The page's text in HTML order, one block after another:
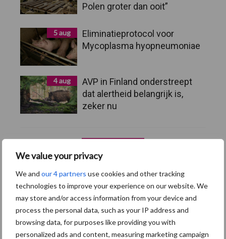
We value your privacy
We and our 4 partners use cookies and other tracking
technologies to improve your experience on our website. We
may store and/or access information from your device and
process the personal data, such as your IP address and
browsing data, for purposes like providing you with
personalized ads and content, measuring marketing campaign
Polen groter dan ooit”
5 aug
Eliminatieprotocol voor
Mycoplasma hyopneumoniae
4 aug
AVP in Finland onderstreept
dat alertheid belangrijk is,
zeker nu